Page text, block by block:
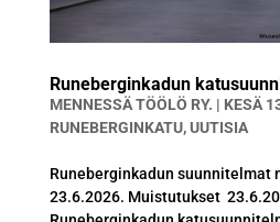
Runeberginkadun
MENNESSÄTÖÖLÖ RY. | KESÄ
RUNEBERGINKATU,UUTISIA
Runeberginkadun suunnitelmat
23.6.2026. Muistutukset